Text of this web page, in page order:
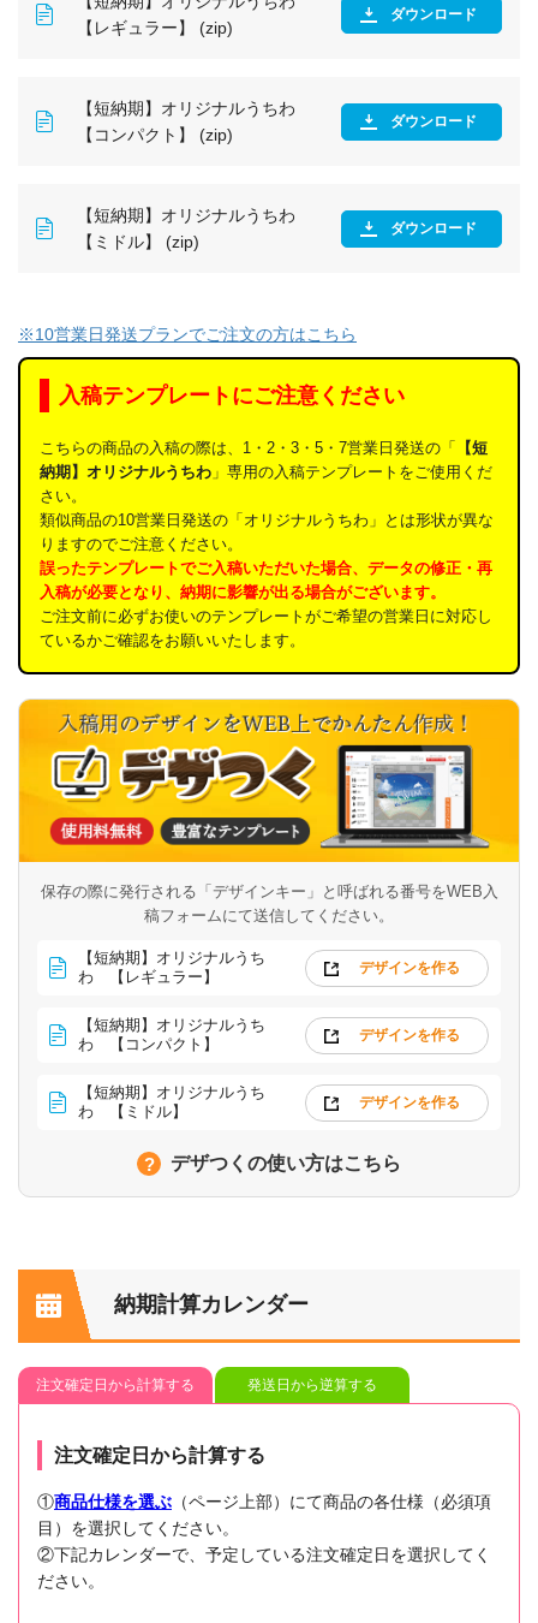
【レギュラー】 (zip)
ダウンロード
【短納期】オリジナルうちわ
【コンパクト】 (zip)
ダウンロード
【短納期】オリジナルうちわ
【ミドル】 (zip)
ダウンロード
※10営業日発送プランでご注文の方はこちら
入稿テンプレートにご注意ください
こちらの商品の入稿の際は、1・2・3・5・7営業日発送の「
【短
納期】オリジナルうちわ 」専用の入稿テンプレートをご使用くだ
さい。
類似商品の10営業日発送の「オリジナルうちわ」とは形状が異な
りますのでご注意ください。
誤ったテンプレートでご入稿いただいた場合、データの修正・再
入稿が必要となり、納期に影響が出る場合がございます。
ご注文前に必ずお使いのテンプレートがご希望の営業日に対応し
ているかご確認をお願いいたします。
保存の際に発行される「デザインキー」と呼ばれる番号をWEB入
稿フォームにて送信してください。
【短納期】オリジナルうち
わ 【レギュラー】
デザインを作る
【短納期】オリジナルうち
わ 【コンパクト】
デザインを作る
【短納期】オリジナルうち
わ 【ミドル】
デザインを作る
デザつくの使い方はこちら
納期計算カレンダー
注文確定日から計算する 発送日から逆算する
注文確定日から計算する
①商品仕様を選ぶ （ページ上部）にて商品の各仕様（必須項
目）を選択してください。
②下記カレンダーで、予定している注文確定日を選択してく
ださい。